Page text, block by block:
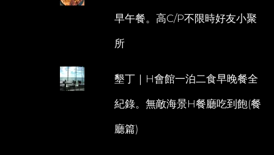
早午餐。高C/P不限時好友小聚
所
墾丁｜H會館一泊二食早晚餐全
紀錄。無敵海景H餐廳吃到飽(餐
廳篇)